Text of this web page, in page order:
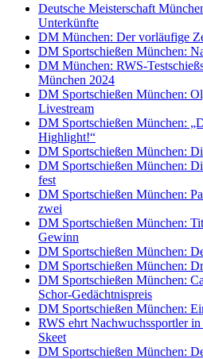
Deutsche Meisterschaft
Unterkünfte
DM München: Der vorläufige
DM Sportschießen München:
DM München: RWS-
München 2024
DM Sportschießen München:
Livestream
DM Sportschießen München:
Highlight!“
DM Sportschießen München:
DM Sportschießen München:
fest
DM Sportschießen München:
zwei
DM Sportschießen München:
Gewinn
DM Sportschießen München:
DM Sportschießen München:
DM Sportschießen München:
Schor-Gedächtnispreis
DM Sportschießen München:
RWS ehrt Nachwuchssportler
Skeet
DM Sportschießen München: